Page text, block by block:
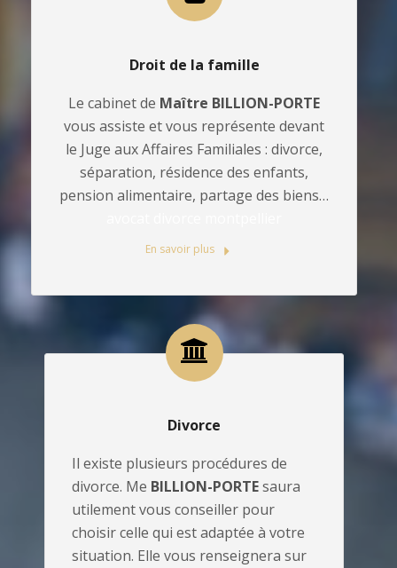
Droit de la famille
Le cabinet de Maître BILLION-PORTE
vous assiste et vous représente devant
le Juge aux Affaires Familiales : divorce,
séparation, résidence des enfants,
pension alimentaire, partage des biens…
En savoir plus
Divorce
Il existe plusieurs procédures de
divorce. Me BILLION-PORTEsaura
utilement vous conseiller pour
choisir celle qui est adaptée à votre
situation. Elle vous renseignera sur